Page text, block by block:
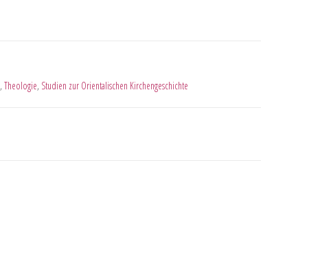
, Theologie, Studien zur Orientalischen Kirchengeschichte